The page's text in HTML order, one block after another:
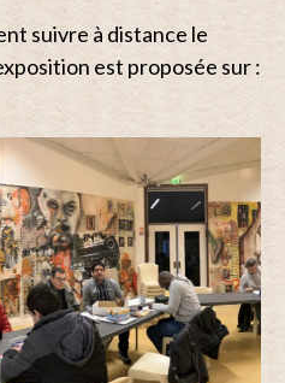
suivre à distance le
est proposée sur :